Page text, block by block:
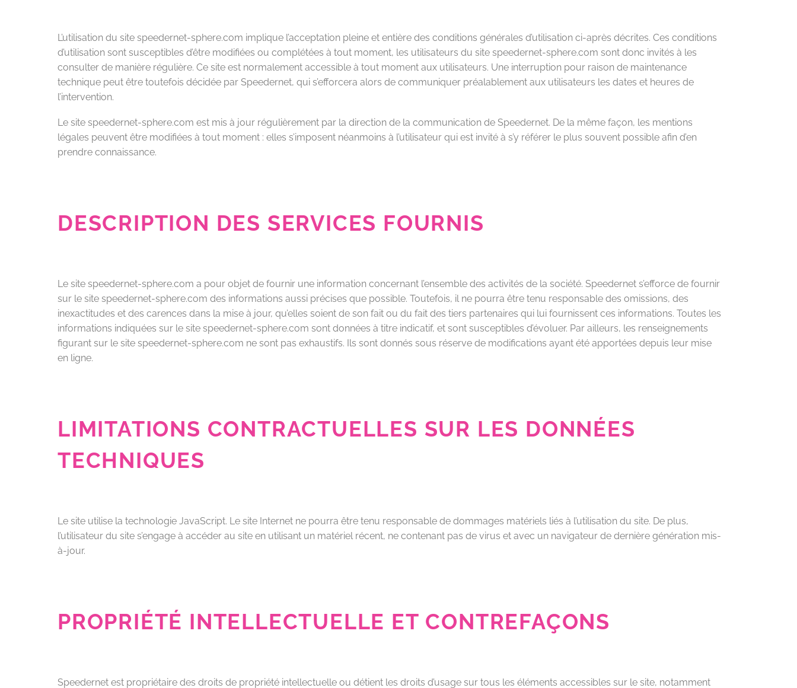
L’utilisation du site speedernet-sphere.com implique l’acceptation pleine et entière des conditions générales d’utilisation ci-après décrites. Ces conditions
d’utilisation sont susceptibles d’être modifiées ou complétées à tout moment, les utilisateurs du site speedernet-sphere.com sont donc invités à les
consulter de manière régulière. Ce site est normalement accessible à tout moment aux utilisateurs. Une interruption pour raison de maintenance
technique peut être toutefois décidée par Speedernet, qui s’efforcera alors de communiquer préalablement aux utilisateurs les dates et heures de
l’intervention.
Le site speedernet-sphere.com est mis à jour régulièrement par la direction de la communication de Speedernet. De la même façon, les mentions
légales peuvent être modifiées à tout moment : elles s’imposent néanmoins à l’utilisateur qui est invité à s’y référer le plus souvent possible afin d’en
prendre connaissance.
DESCRIPTION DES SERVICES FOURNIS
Le site speedernet-sphere.com a pour objet de fournir une information concernant l’ensemble des activités de la société. Speedernet s’efforce de fournir
sur le site speedernet-sphere.com des informations aussi précises que possible. Toutefois, il ne pourra être tenu responsable des omissions, des
inexactitudes et des carences dans la mise à jour, qu’elles soient de son fait ou du fait des tiers partenaires qui lui fournissent ces informations. Toutes les
informations indiquées sur le site speedernet-sphere.com sont données à titre indicatif, et sont susceptibles d’évoluer. Par ailleurs, les renseignements
figurant sur le site speedernet-sphere.com ne sont pas exhaustifs. Ils sont donnés sous réserve de modifications ayant été apportées depuis leur mise
en ligne.
LIMITATIONS CONTRACTUELLES SUR LES DONNÉES
TECHNIQUES
Le site utilise la technologie JavaScript. Le site Internet ne pourra être tenu responsable de dommages matériels liés à l’utilisation du site. De plus,
l’utilisateur du site s’engage à accéder au site en utilisant un matériel récent, ne contenant pas de virus et avec un navigateur de dernière génération mis-
à-jour.
PROPRIÉTÉ INTELLECTUELLE ET CONTREFAÇONS
Speedernet est propriétaire des droits de propriété intellectuelle ou détient les droits d’usage sur tous les éléments accessibles sur le site, notamment